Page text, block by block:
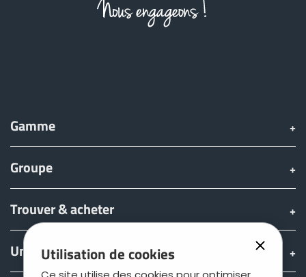
Utilisation de cookies
Gamme
Groupe
Trouver & acheter
Univers JOSKIN